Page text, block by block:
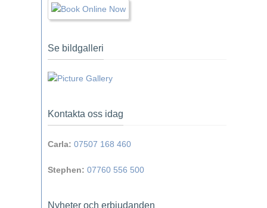
Se bildgalleri
Kontakta oss idag
Carla: 07507 168 460
Stephen: 07760 556 500
Nyheter och erbjudanden